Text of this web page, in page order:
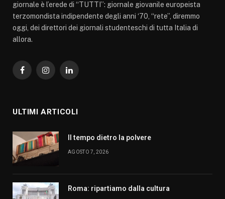
giornale è l’erede di “TUTTI”: giornale giovanile europeista
terzomondista indipendente degli anni ‘70, “rete”, diremmo
oggi, dei direttori dei giornali studenteschi di tutta Italia di
allora.
FacebookInstagramLinkedIn
ULTIMI ARTICOLI
Il tempo dietro la polvere
AGOSTO 7, 2026
Roma: ripartiamo dalla cultura